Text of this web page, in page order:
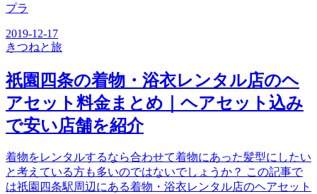
プラ
2019-12-17
きつねと旅
祇園四条の着物・浴衣レンタル店のヘ
アセット料金まとめ｜ヘアセット込み
で安い店舗を紹介
着物をレンタルするなら合わせて着物にあった髪型にしたい
と考えている方も多いのではないでしょうか？ この記事で
は祇園四条駅周辺にある着物・浴衣レンタル店のヘアセット